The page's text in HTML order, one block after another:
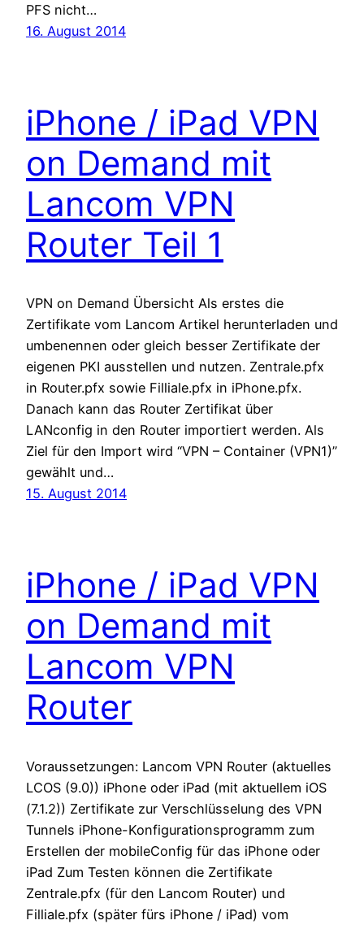
PFS nicht…
16. August 2014
iPhone / iPad VPN
on Demand mit
Lancom VPN
Router Teil 1
VPN on Demand Übersicht Als erstes die
Zertifikate vom Lancom Artikel herunterladen und
umbenennen oder gleich besser Zertifikate der
eigenen PKI ausstellen und nutzen. Zentrale.pfx
in Router.pfx sowie Filliale.pfx in iPhone.pfx.
Danach kann das Router Zertifikat über
LANconfig in den Router importiert werden. Als
Ziel für den Import wird “VPN – Container (VPN1)”
gewählt und…
15. August 2014
iPhone / iPad VPN
on Demand mit
Lancom VPN
Router
Voraussetzungen: Lancom VPN Router (aktuelles
LCOS (9.0)) iPhone oder iPad (mit aktuellem iOS
(7.1.2)) Zertifikate zur Verschlüsselung des VPN
Tunnels iPhone-Konfigurationsprogramm zum
Erstellen der mobileConfig für das iPhone oder
iPad Zum Testen können die Zertifikate
Zentrale.pfx (für den Lancom Router) und
Filliale.pfx (später fürs iPhone / iPad) vom